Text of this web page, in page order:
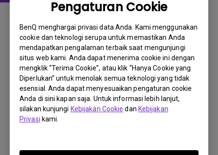
Pengaturan Cookie
BenQ menghargai privasi data Anda. Kami menggunakan
cookie dan teknologi serupa untuk memastikan Anda
mendapatkan pengalaman terbaik saat mengunjungi
situs web kami. Anda dapat menerima cookie ini dengan
mengklik “Terima Cookie”, atau klik “Hanya Cookie yang
Diperlukan” untuk menolak semua teknologi yang tidak
esensial. Anda dapat menyesuaikan pengaturan cookie
Anda di sini kapan saja. Untuk informasi lebih lanjut,
silakan kunjungi Kebijakan Cookie dan Kebijakan
Privasi kami.
WHQL driver
OS:Windows10|Windows7|Windows8
OS Version:
Versi:MP
Perbarui:2017/07/27
Ukuran File:9.98 KB
Unduh